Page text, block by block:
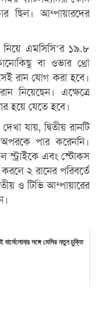
ছিল। আম্পায়ারদের
নিয়ে এমসিসি’র ১৯.৮
বা ওভার থ্রো
রান যোগ করা হবে।
নিয়েছেন। এক্ষেত্রে
হয়ে যেতে হবে।
যায়, দ্বিতীয় রানটি
পার করেননি।
স্ট্রাইকে এবং স্টোকস
২ রানের পরিবর্তে
ও টিভি আম্পায়ারের
বার্সেলোনার সঙ্গে মেসির নতুন চুক্তি